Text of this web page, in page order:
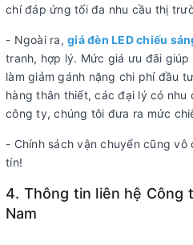
chí đáp ứng tối đa nhu cầu thị
- Ngoài ra, giá đèn LED chiếu
tranh, hợp lý. Mức giá ưu đãi
làm giảm gánh nặng chi phí đầu
hàng thân thiết, các đại lý có nhu
công ty, chúng tôi đưa ra mức
- Chính sách vận chuyển cũng
tín!
4. Thông tin liên hệ Công
Nam